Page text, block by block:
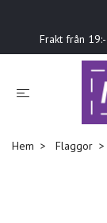
Frakt från
Hem Flaggor